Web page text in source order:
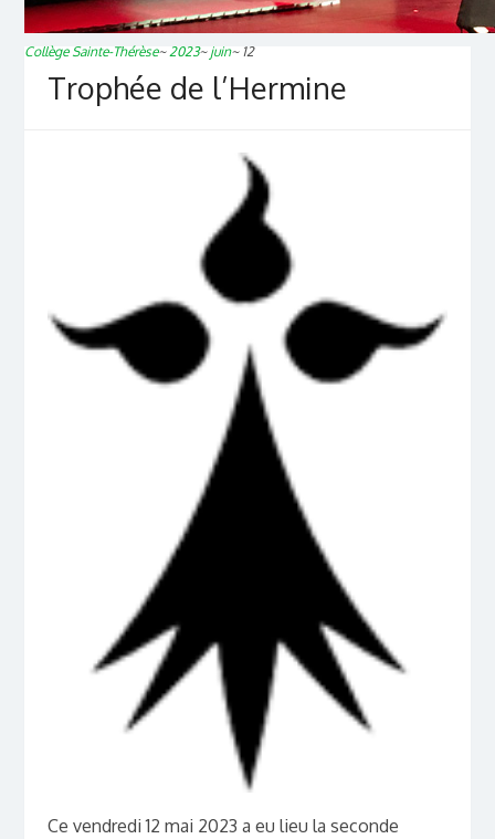
Collège Sainte-Thérèse~ 2023~ juin~ 12
Trophée de l’Hermine
Ce vendredi 12 mai 2023 a eu lieu la seconde